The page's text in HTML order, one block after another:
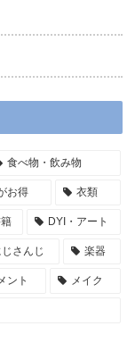
食べ物・飲み物
お得 衣類
DYI・アート
じさんじ 楽器
ント メイク